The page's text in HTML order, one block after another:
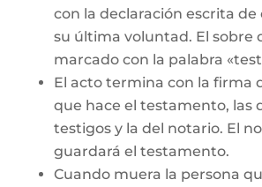
con la declaración escrita
su última voluntad. El sobre
marcado con la palabra
El acto termina con la firma
que hace el testamento, las
testigos y la del notario. El
guardará el testamento.
Cuando muera la persona